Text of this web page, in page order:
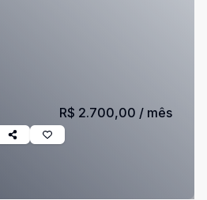
R$ 2.700,00 / mês